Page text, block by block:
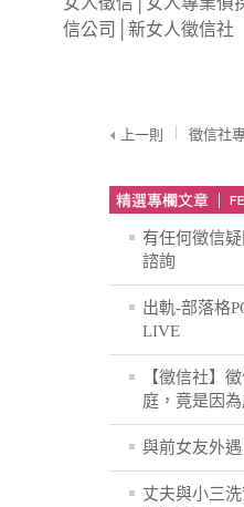
信公司
│新女人徵信社
上一則 徵信社
有任何徵信
諮詢
出軌-部落格
LIVE
【徵信社】
庭，竟是因
與前女友外
丈夫與小三